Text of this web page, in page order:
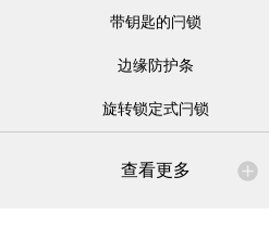
带钥匙的闩锁
边缘防护条
旋转锁定式闩锁
查看更多